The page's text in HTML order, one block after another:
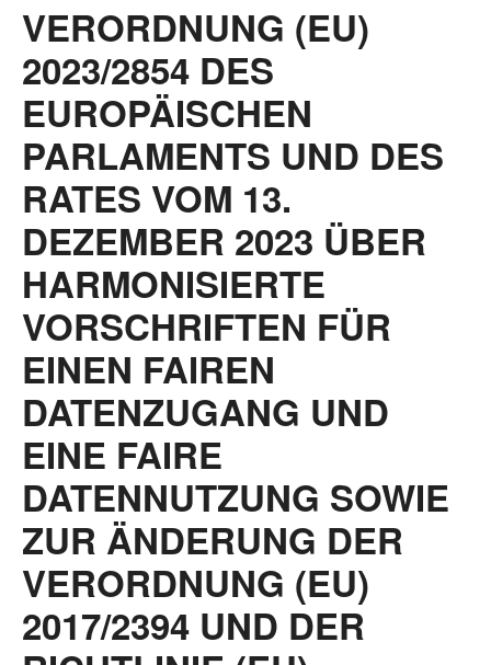
VERORDNUNG (EU)
2023/2854 DES
EUROPÄISCHEN
PARLAMENTS UND DES
RATES VOM 13.
DEZEMBER 2023 ÜBER
HARMONISIERTE
VORSCHRIFTEN FÜR
EINEN FAIREN
DATENZUGANG UND
EINE FAIRE
DATENNUTZUNG SOWIE
ZUR ÄNDERUNG DER
VERORDNUNG (EU)
2017/2394 UND DER